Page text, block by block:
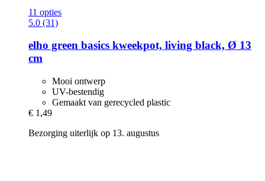
11 opties
5.0 (31)
elho green basics kweekpot, living black, Ø 13
cm
Mooi ontwerp
UV-bestendig
Gemaakt van gerecycled plastic
€ 1,49
Bezorging uiterlijk op 13. augustus